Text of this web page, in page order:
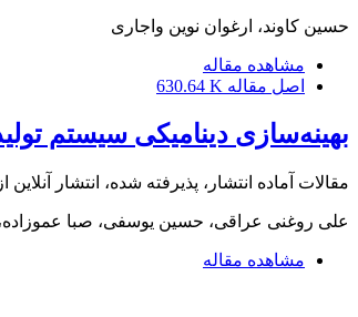
حسین کاوند، ارغوان نوین واجاری
مشاهده مقاله
اصل مقاله 630.64 K
بهینه‌سازی دینامیکی سیستم
مقالات آماده انتشار، پذیرفته شده، انتشار آنلاین از
علی روغنی عراقی، حسین یوسفی، صبا
مشاهده مقاله